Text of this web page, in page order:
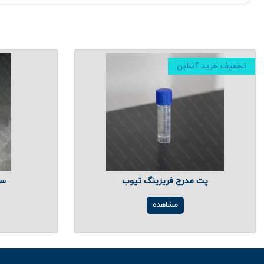
تخفیف خرید آنلاین
پت مدرج فریزینگ تیوب
مشاهده